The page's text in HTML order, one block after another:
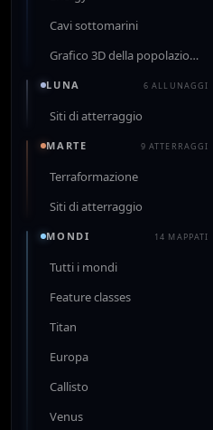
Cavi sottomarini
Grafico 3D della popolazione
LUNA 6 ALLUNAGGI
Siti di atterraggio
MARTE 9 ATTERRAGGI
Terraformazione
Siti di atterraggio
MONDI 14 MAPPATI
Tutti i mondi
Feature classes
Titan
Europa
Callisto
Venus